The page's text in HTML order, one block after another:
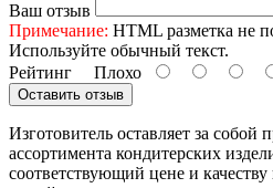
Ваш отзыв
Примечание: HTML разметка не
Используйте обычный текст.
Рейтинг Плохо
Оставить отзыв
Изготовитель оставляет за собой
ассортимента кондитерских
соответствующий цене и